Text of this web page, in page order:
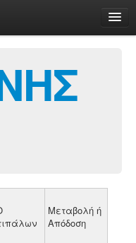
Μεταβολή ή
Απόδοση